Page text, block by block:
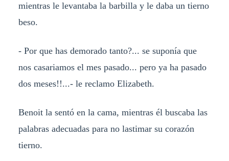
mientras le levantaba la barbilla y le daba un tierno
beso.
- Por que has demorado tanto?... se suponía que
nos casariamos el mes pasado... pero ya ha pasado
dos meses!!...- le reclamo Elizabeth.
Benoit la sentó en la cama, mientras él buscaba las
palabras adecuadas para no lastimar su corazón
tierno.